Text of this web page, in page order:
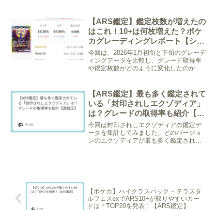
新日 2023.10.30上記収録で、グレーディ
ングされ...
【ARS鑑定】鑑定枚数が増えたの
はこれ！10+は何枚増えた？ポケ
カグレーディングレポート【シャ
イニートレジャーex～MEGAドリ
ームex 1/27時点】
今回は、2026年1月初旬と下旬のグレーデ
ィングデータを比較し、グレード取得率
や鑑定枚数がどのように変化したのかを
たカードは128種類！具体的な数値と推移
を一目で...
【ARS鑑定】最も多く鑑定されて
いる「封印されしエクゾディア」
は？グレードの取得率も紹介【遊
戯王】
今回は封印されしエクゾディアの鑑定デ
ータを集計してみました。どのバージョ
ンのエクゾディアが最も多く鑑定されて
【ポケカ】ハイクラスパック – テラスタ
ルフェスexでARS10+が取りやすいカー
ドは？TOP20を発表！【ARS鑑定】